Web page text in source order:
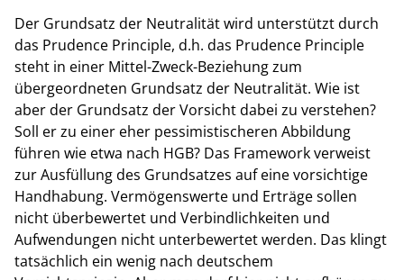
Der Grundsatz der Neutralität wird unterstützt durch
das Prudence Principle, d.h. das Prudence Principle
steht in einer Mittel-Zweck-Beziehung zum
übergeordneten Grundsatz der Neutralität. Wie ist
aber der Grundsatz der Vorsicht dabei zu verstehen?
Soll er zu einer eher pessimistischeren Abbildung
führen wie etwa nach HGB? Das Framework verweist
zur Ausfüllung des Grundsatzes auf eine vorsichtige
Handhabung. Vermögenswerte und Erträge sollen
nicht überbewertet und Verbindlichkeiten und
Aufwendungen nicht unterbewertet werden. Das klingt
tatsächlich ein wenig nach deutschem